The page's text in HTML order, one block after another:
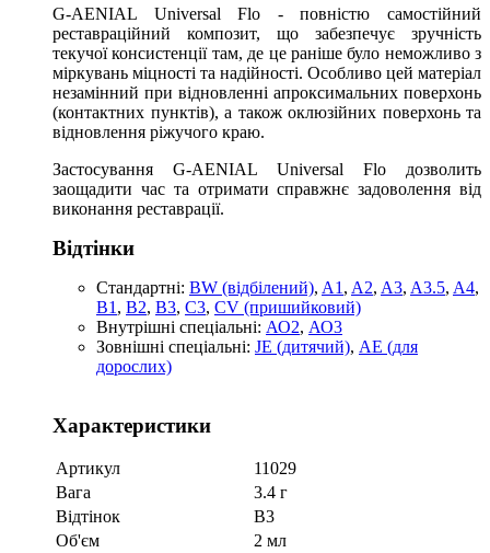
G-AENIAL Universal Flo - повністю самостійний
реставраційний композит, що забезпечує зручність
текучої консистенції там, де це раніше було неможливо з
міркувань міцності та надійності. Особливо цей матеріал
незамінний при відновленні апроксимальних поверхонь
(контактних пунктів), а також оклюзійних поверхонь та
відновлення ріжучого краю.
Застосування G-AENIAL Universal Flo дозволить
заощадити час та отримати справжнє задоволення від
виконання реставрації.
Відтінки
Стандартні: BW (відбілений), A1 , A2, A3, A3.5, A4,
B1 , B2, B3, C3, CV (пришийковий)
Внутрішні спеціальні: АО2, АО3
Зовнішні спеціальні: JE (дитячий), АЕ (для
дорослих)
Характеристики
Артикул
11029
Вага
3.4 г
Відтінок
B3
Об'єм
2 мл